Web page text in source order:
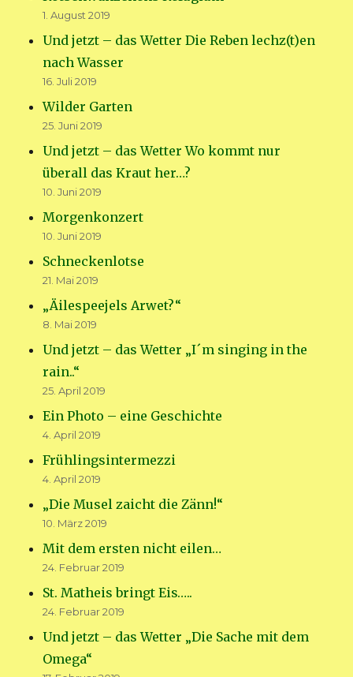
1. August 2019
Und jetzt – das Wetter Die Reben lechz(t)en
nach Wasser
16. Juli 2019
Wilder Garten
25. Juni 2019
Und jetzt – das Wetter Wo kommt nur
überall das Kraut her…?
10. Juni 2019
Morgenkonzert
10. Juni 2019
Schneckenlotse
21. Mai 2019
„Äilespeejels Arwet?“
8. Mai 2019
Und jetzt – das Wetter „I´m singing in the
rain..“
25. April 2019
Ein Photo – eine Geschichte
4. April 2019
Frühlingsintermezzi
4. April 2019
„Die Musel zaicht die Zänn!“
10. März 2019
Mit dem ersten nicht eilen…
24. Februar 2019
St. Matheis bringt Eis…..
24. Februar 2019
Und jetzt – das Wetter „Die Sache mit dem
Omega“